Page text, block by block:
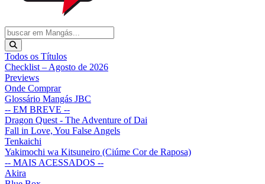
Todos os Títulos
Checklist – Agosto de 2026
Previews
Onde Comprar
Glossário Mangás JBC
-- EM BREVE --
Dragon Quest - The Adventure of Dai
Fall in Love, You False Angels
Tenkaichi
Yakimochi wa Kitsuneiro (Ciúme Cor de Raposa)
-- MAIS ACESSADOS --
Akira